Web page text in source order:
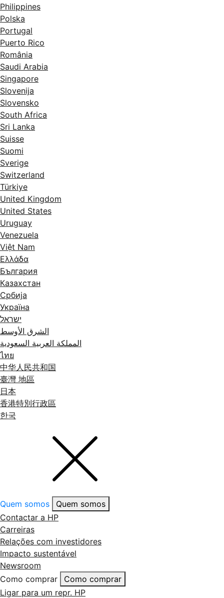
Philippines
Polska
Portugal
Puerto Rico
România
Saudi Arabia
Singapore
Slovenija
Slovensko
South Africa
Sri Lanka
Suisse
Suomi
Sverige
Switzerland
Türkiye
United Kingdom
United States
Uruguay
Venezuela
Việt Nam
Ελλάδα
България
Казахстан
Србија
Україна
ישראל
الشرق الأوسط
المملكة العربية السعودية
ไทย
中华人民共和国
臺灣 地區
日本
香港特別行政區
한국
Quem somos
Quem somos
Contactar a HP
Carreiras
Relações com investidores
Impacto sustentável
Newsroom
Como comprar
Como comprar
Ligar para um repr. HP